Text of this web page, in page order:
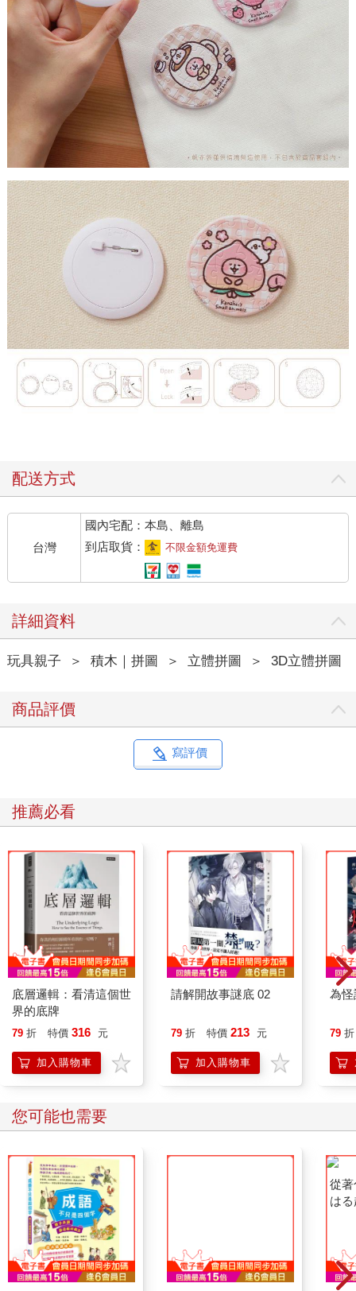
配送方式
台灣
國內宅配：本島、離島
到店取貨：
不限金額免運費
詳細資料
玩具親子 ＞ 積木｜拼圖 ＞ 立體拼圖 ＞ 3D立體拼圖
商品評價
寫評價
推薦必看
底層邏輯：看清這個世
界的底牌
79 折 特價 316 元
加入購物車
請解開故事謎底 02
79 折 特價 213 元
加入購物車
為怪
79 折
您可能也需要